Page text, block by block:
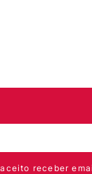
receber